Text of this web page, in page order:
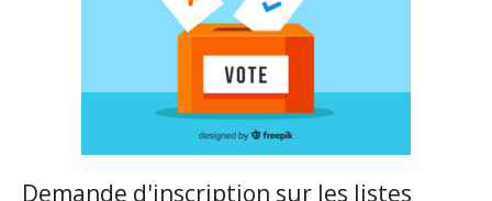
Demande d'inscription sur les listes